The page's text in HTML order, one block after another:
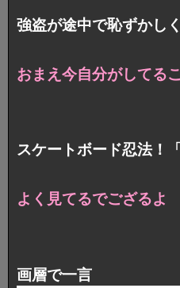
強盗が途中で恥ずかし
おまえ今自分がしてる
スケートボード忍法！
よく見てるでござるよ
画層で一言